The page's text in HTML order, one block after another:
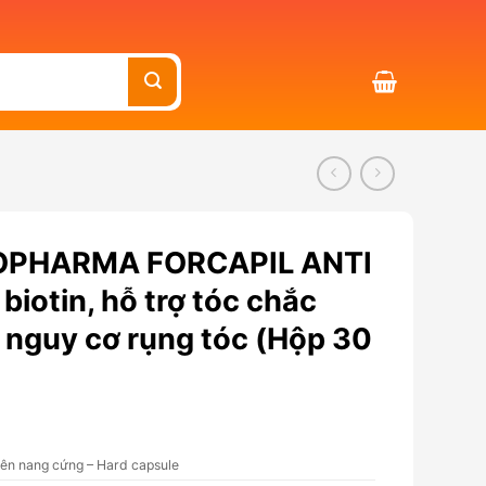
FORCAPIL ANTI
biotin, hỗ trợ tóc chắc
cơ rụng tóc (Hộp 30
nang cứng – Hard capsule